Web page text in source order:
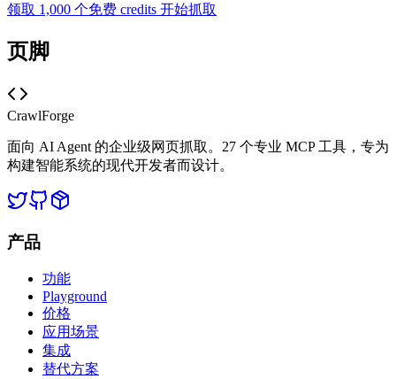
领取 1,000 个免费 credits 开始抓取
页脚
CrawlForge
面向 AI Agent 的企业级网页抓取。27 个专业 MCP 工具，专为
构建智能系统的现代开发者而设计。
产品
功能
Playground
价格
应用场景
集成
替代方案